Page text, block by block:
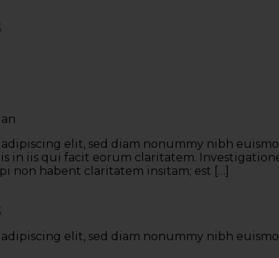
elit, sed diam nonummy nibh
in iis qui facit eorum claritatem.
non habent claritatem insitam; est […]
elit, sed diam nonummy nibh